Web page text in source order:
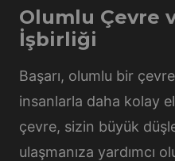
Olumlu Çevre
İşbirliği
Başarı, olumlu bir
insanlarla daha kolay
çevre, sizin büyük
ulaşmanıza yardımcı